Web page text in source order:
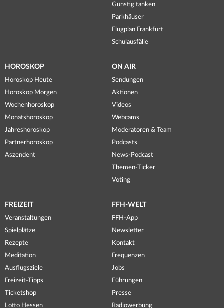
Günstig tanken
Parkhäuser
Flugplan Frankfurt
Schulausfälle
HOROSKOP
Horoskop Heute
Horoskop Morgen
Wochenhoroskop
Monatshoroskop
Jahreshoroskop
Partnerhoroskop
Aszendent
ON AIR
Sendungen
Aktionen
Videos
Webcams
Moderatoren & Team
Podcasts
News-Podcast
Themen-Ticker
Voting
FREIZEIT
Veranstaltungen
Spielplätze
Rezepte
Meditation
Ausflugsziele
Freizeit-Tipps
Ticketshop
Lotto Hessen
FFH-WELT
FFH-App
Newsletter
Kontakt
Frequenzen
Jobs
Führungen
Presse
Radiowerbung